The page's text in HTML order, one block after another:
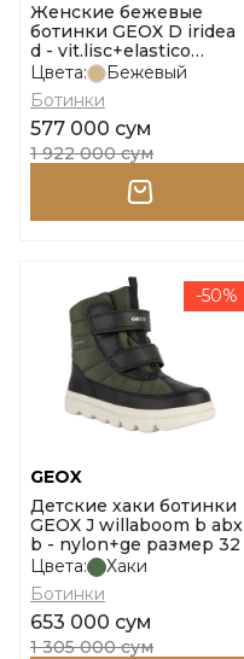
Женские бежевые
ботинки GEOX D iridea
d - vit.lisc+elastico
размер 36
Цвета:
Бежевый
Ботинки
577 000 сум
1 922 000 сум
-50%
GEOX
Детские хаки ботинки
GEOX J willaboom b abx
b - nylon+ge размер 32
Цвета:
Хаки
Ботинки
653 000 сум
1 305 000 сум